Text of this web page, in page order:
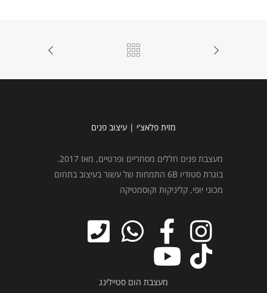
מזית פלאצ'י | עיצוב פנים
מעצבת פנים חללים מסחריים ופרטיים, מאז 2017.
בוגרת סטודיו 6B התמחות של עשור בעיצוב בתחום
מכוני יופי, קליניקות וקוסמטיקה
מעצבת הום סטיילינג